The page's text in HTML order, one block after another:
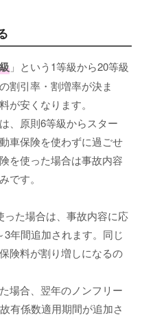
」という1等級から20等級
割引率・割増率が決ま
が安くなります。
、原則6等級からスター
車保険を使わずに過ごせ
を使った場合は事故内容
です。
った場合は、事故内容に応
年間追加されます。同じ
険料が割り増しになるの
場合、翌年のノンフリー
故有係数適用期間が追加さ